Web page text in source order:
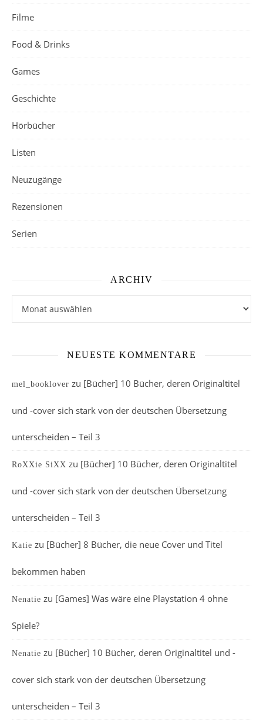
Filme
Food & Drinks
Games
Geschichte
Hörbücher
Listen
Neuzugänge
Rezensionen
Serien
ARCHIV
NEUESTE KOMMENTARE
mel_booklover zu [Bücher] 10 Bücher, deren Originaltitel
und -cover sich stark von der deutschen Übersetzung
unterscheiden – Teil 3
RoXXie SiXX zu [Bücher] 10 Bücher, deren Originaltitel
und -cover sich stark von der deutschen Übersetzung
unterscheiden – Teil 3
Katie zu [Bücher] 8 Bücher, die neue Cover und Titel
bekommen haben
Nenatie zu [Games] Was wäre eine Playstation 4 ohne
Spiele?
Nenatie zu [Bücher] 10 Bücher, deren Originaltitel und -
cover sich stark von der deutschen Übersetzung
unterscheiden – Teil 3